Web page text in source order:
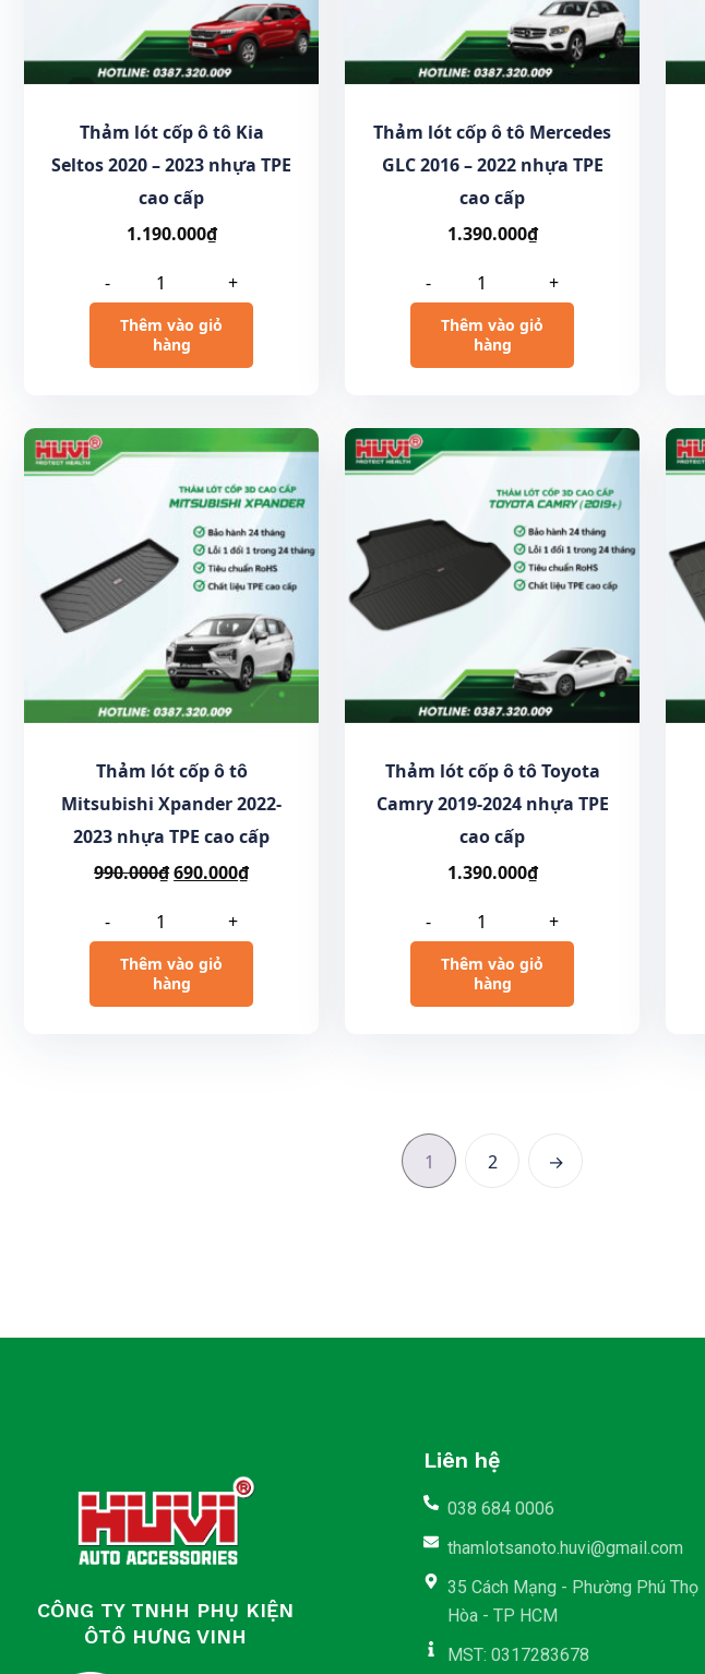
Thảm lót cốp ô tô Kia
Seltos 2020 – 2023 nhựa TPE
cao cấp
1.190.000₫
- +
Thêm vào giỏ
hàng
Thảm lót cốp ô tô Mercedes
GLC 2016 – 2022 nhựa TPE
cao cấp
1.390.000₫
- +
Thêm vào giỏ
hàng
Thảm lót cốp ô tô
Mitsubishi Xpander 2022-
2023 nhựa TPE cao cấp
990.000₫690.000₫
- +
Thêm vào giỏ
hàng
Thảm lót cốp ô tô Toyota
Camry 2019-2024 nhựa TPE
cao cấp
1.390.000₫
- +
Thêm vào giỏ
hàng
1 2 →
CÔNG TY TNHH PHỤ KIỆN
ÔTÔ HƯNG VINH
Liên hệ
038 684 0006
thamlotsanoto.huvi@gmail.com
35 Cách Mạng - Phường Phú Thọ
Hòa - TP HCM
MST: 0317283678